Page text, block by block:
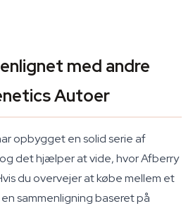
med andre
Autoer
opbygget en solid serie af
det hjælper at vide, hvor Afberry
du overvejer at købe mellem et
sammenligning baseret på